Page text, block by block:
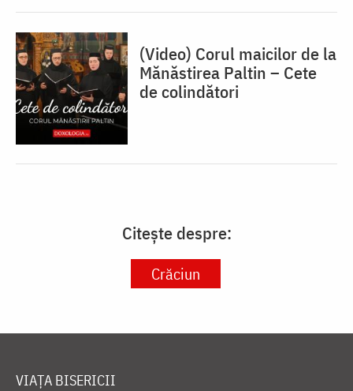
(Video) Corul maicilor de la
Mănăstirea Paltin – Cete
de colindători
Citește despre:
Crăciun
VIAȚA BISERICII